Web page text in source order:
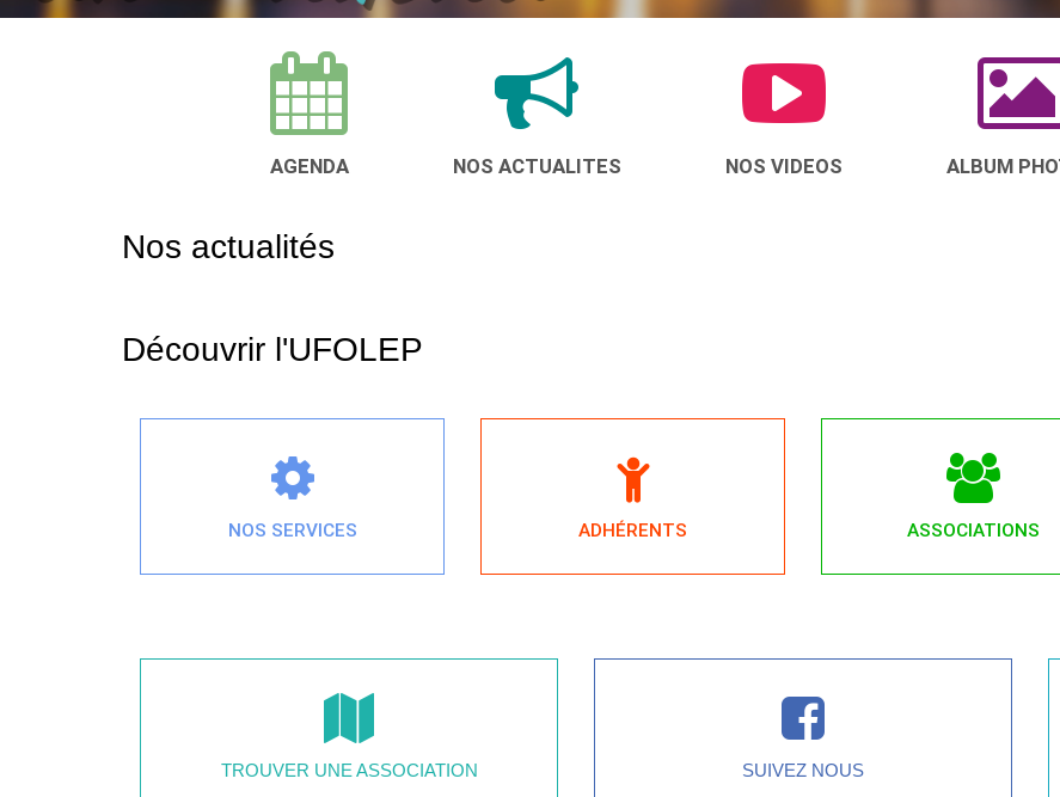
AGENDA NOS ACTUALITES NOS VIDEOS ALBUM
Nos actualités
Découvrir l'UFOLEP
NOS SERVICES ADHÉRENTS ASSOCIATIONS
TROUVER UNE ASSOCIATION SUIVEZ NOUS